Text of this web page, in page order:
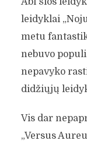
Rimantė
leidyklai
metu
nebuvo
nepavyko
didžiųjų
Vis dar
„Versus